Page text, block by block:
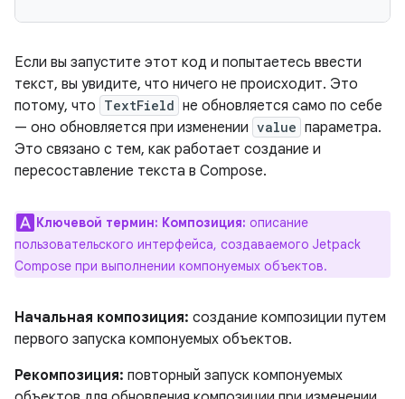
Если вы запустите этот код и попытаетесь ввести
текст, вы увидите, что ничего не происходит. Это
потому, что TextField не обновляется само по себе
— оно обновляется при изменении value параметра.
Это связано с тем, как работает создание и
пересоставление текста в Compose.
Ключевой термин: Композиция: описание
пользовательского интерфейса, создаваемого Jetpack
Compose при выполнении компонуемых объектов.
Начальная композиция: создание композиции путем
первого запуска компонуемых объектов.
Рекомпозиция: повторный запуск компонуемых